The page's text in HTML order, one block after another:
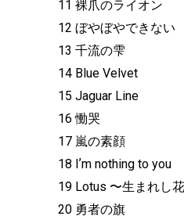
11 裸⽖のライオン
12 ぼやぼやできない
13 千流の雫
14 Blue Velvet
15 Jaguar Line
16 慟哭
17 嵐の素顔
18 Iʼm nothing to you
19 Lotus 〜⽣まれし
20 勇者の旗